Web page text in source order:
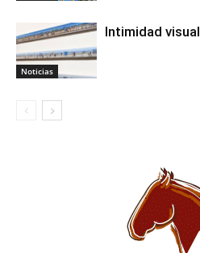
Noticias
Intimidad visual